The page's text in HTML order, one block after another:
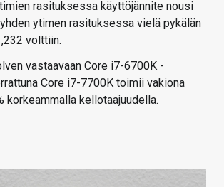
rasituksessa käyttöjännite nousi
ytimen rasituksessa vielä pykälän
volttiin.
vastaavaan Core i7-6700K -
Core i7-7700K toimii vakiona
korkeammalla kellotaajuudella.